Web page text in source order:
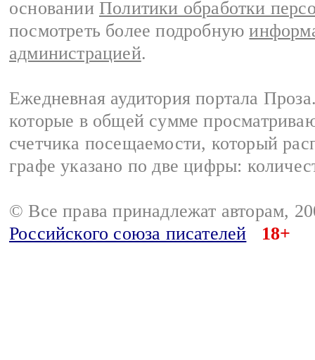
основании Политики обработки
посмотреть более подробную
администрацией.
Ежедневная аудитория портала
которые в общей сумме
счетчика посещаемости, который
графе указано по две цифры:
© Все права принадлежат авторам,
Российского союза писателей
18+